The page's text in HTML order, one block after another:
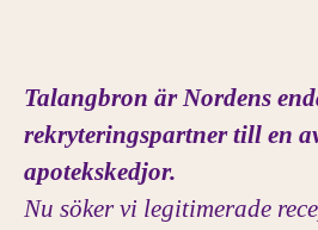
Talangbron är Nordens
rekryteringspartner till en
apotekskedjor.
Nu söker vi legitimerade